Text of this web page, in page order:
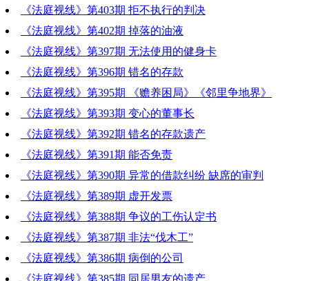
《法庭视线》第403期 拒不执行的判决
《法庭视线》第402期 掉落的油液
《法庭视线》第397期 无法使用的健身卡
《法庭视线》第396期 错名的存款
《法庭视线》第395期 《赡养困局》《邻里争地界》
《法庭视线》第393期 变心的董事长
《法庭视线》第392期 错名的存款遗产
《法庭视线》第391期 能否免责
《法庭视线》第390期 异常的借款纠纷 缺席的审判
《法庭视线》第389期 虚开发票
《法庭视线》第388期 争议的工伤认定书
《法庭视线》第387期 非法“伐木工”
《法庭视线》第386期 病倒的公司